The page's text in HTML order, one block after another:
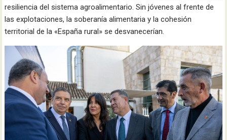
resiliencia del sistema agroalimentario. Sin jóvenes al frente de
las explotaciones, la soberanía alimentaria y la cohesión
territorial de la «España rural» se desvanecerían.